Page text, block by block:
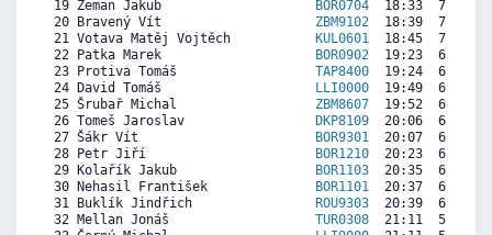
19 Zeman Jakub
BOR0704
18:33  7238
20 Bravený Vít ZBM9102
18:39  7181
21 Votava Matěj Vojtěch
KUL0601
18:45  7124
22 Patka Marek
BOR0902
19:23  6764
23 Protiva Tomáš TAP8400
19:24  6755
24 David Tomáš
LLI0000
19:49  6518
25 Šrubař Michal ZBM8607
19:52  6490
26 Tomeš Jaroslav
DKP8109
20:06  6357
27 Šákr Vít
BOR9301
20:07  6348
28 Petr Jiří
BOR1210
20:23  6196
29 Kolařík Jakub
BOR1103
20:35  6083
30 Nehasil František
BOR1101
20:37  6064
31 Buklík Jindřich
ROU9303
20:39  6045
32 Mellan Jonáš TUR0308
21:11  5742